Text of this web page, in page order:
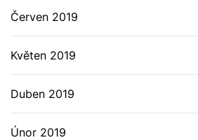
Červen 2019
Květen 2019
Duben 2019
Únor 2019